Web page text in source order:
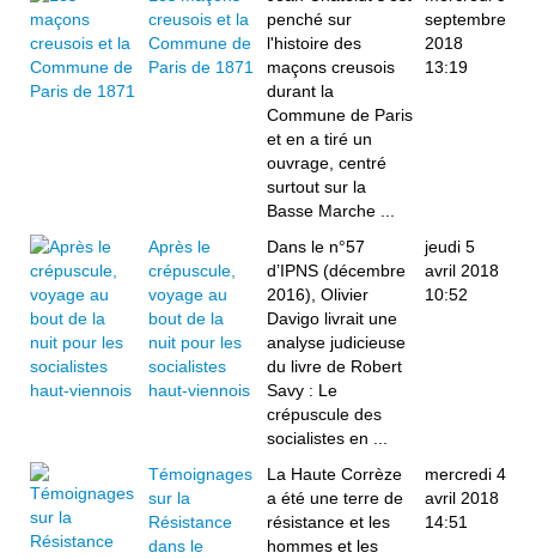
creusois et la
Commune de
Paris de 1871
penché sur
l'histoire des
maçons creusois
durant la
Commune de Paris
et en a tiré un
ouvrage, centré
surtout sur la
Basse Marche ...
septembre
2018
13:19
Après le
crépuscule,
voyage au
bout de la
nuit pour les
socialistes
haut-viennois
Dans le n°57
d’IPNS (décembre
2016), Olivier
Davigo livrait une
analyse judicieuse
du livre de Robert
Savy : Le
crépuscule des
socialistes en ...
jeudi 5
avril 2018
10:52
Témoignages
sur la
Résistance
dans le
La Haute Corrèze
a été une terre de
résistance et les
hommes et les
mercredi 4
avril 2018
14:51